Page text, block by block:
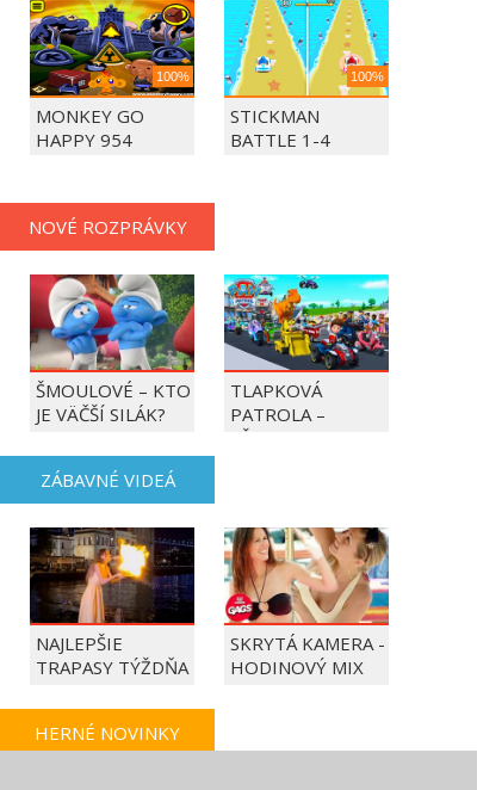
100%
MONKEY GO
HAPPY 954
100%
STICKMAN
BATTLE 1-4
NOVÉ ROZPRÁVKY
ŠMOULOVÉ – KTO
JE VÄČŠÍ SILÁK?
TLAPKOVÁ
PATROLA –
VŠETKY LABKY DO
ZÁBAVNÉ VIDEÁ
NAJLEPŠIE
TRAPASY TÝŽDŇA
SKRYTÁ KAMERA -
HODINOVÝ MIX
HERNÉ NOVINKY